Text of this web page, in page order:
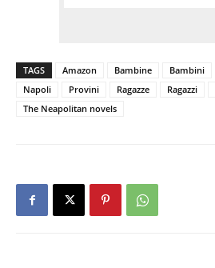
TAGS Amazon Bambine Bambini
Napoli
Provini Ragazze Ragazzi
The Neapolitan novels